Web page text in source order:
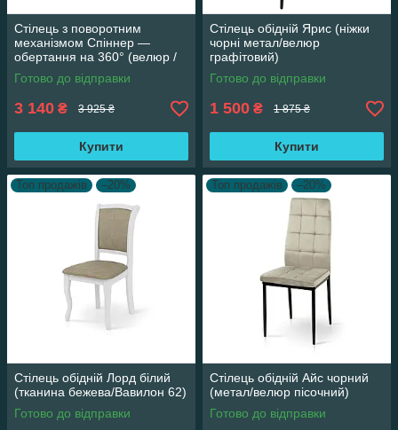
Стілець з поворотним
механізмом Спіннер —
обертання на 360° (велюр /
бежевий)
Готово до відправки
3 140 ₴ 3 925 ₴
Купити
Стілець обідній Ярис (ніжки
чорні метал/велюр
графітовий)
Готово до відправки
1 500 ₴ 1 875 ₴
Купити
Топ продажів –20%
Стілець обідній Лорд білий
(тканина бежева/Вавилон 62)
Готово до відправки
Топ продажів –20%
Стілець обідній Айс чорний
(метал/велюр пісочний)
Готово до відправки